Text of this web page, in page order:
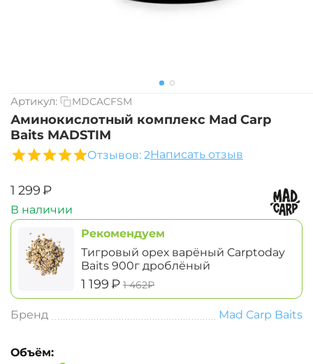
Артикул: MDCACFSM
Аминокислотный комплекс Mad Carp
Baits MADSTIM
Отзывов: 2Написать отзыв
‍1 299‍₽
В наличии
Рекомендуем
Тигровый орех варёный Carptoday
Baits 900г дроблёный
‍1 199‍₽ ‍1 462‍₽
Бренд Mad Carp Baits
Объём: